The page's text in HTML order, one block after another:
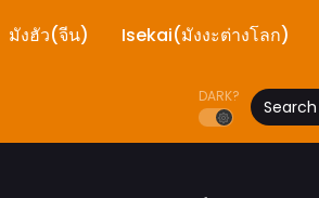
มังฮัว(จีน) Isekai(มังงะต่างโลก)
DARK?